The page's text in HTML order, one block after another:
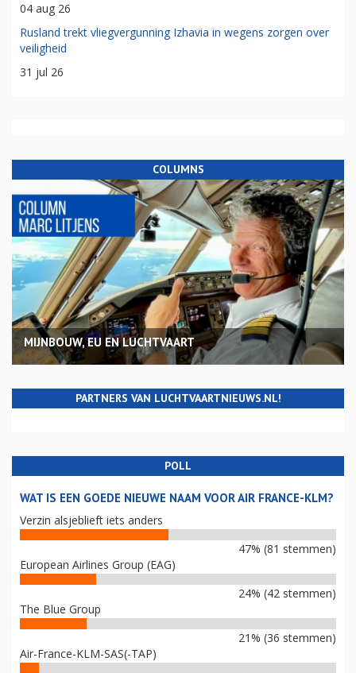
04 aug 26
Rusland trekt vliegvergunning Izhavia in wegens zorgen over
veiligheid
31 jul 26
COLUMNS
MIJNBOUW, EU EN LUCHTVAART
PARTNERS VAN LUCHTVAARTNIEUWS.NL!
POLL
WAT IS EEN GOEDE NIEUWE NAAM VOOR AIR FRANCE-KLM?
Verzin alsjeblieft iets anders
47% (81 stemmen)
European Airlines Group (EAG)
24% (42 stemmen)
The Blue Group
21% (36 stemmen)
Air-France-KLM-SAS(-TAP)